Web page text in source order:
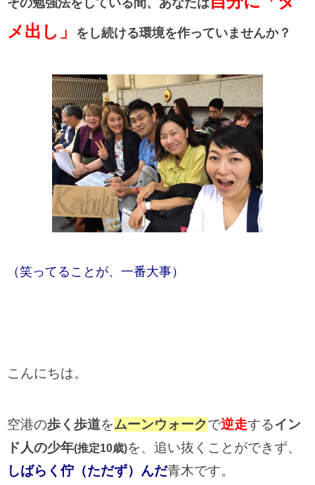
その勉強法をしている間、あなたは
メ出し」
をし続ける環境を作っていませんか？
（笑ってることが、一番大事）
こんにちは。
空港の歩く歩道をムーンウォークで逆走するイン
ド人の少年(推定10歳)を、追い抜くことができず、
しばらく佇（ただず）んだ青木です。